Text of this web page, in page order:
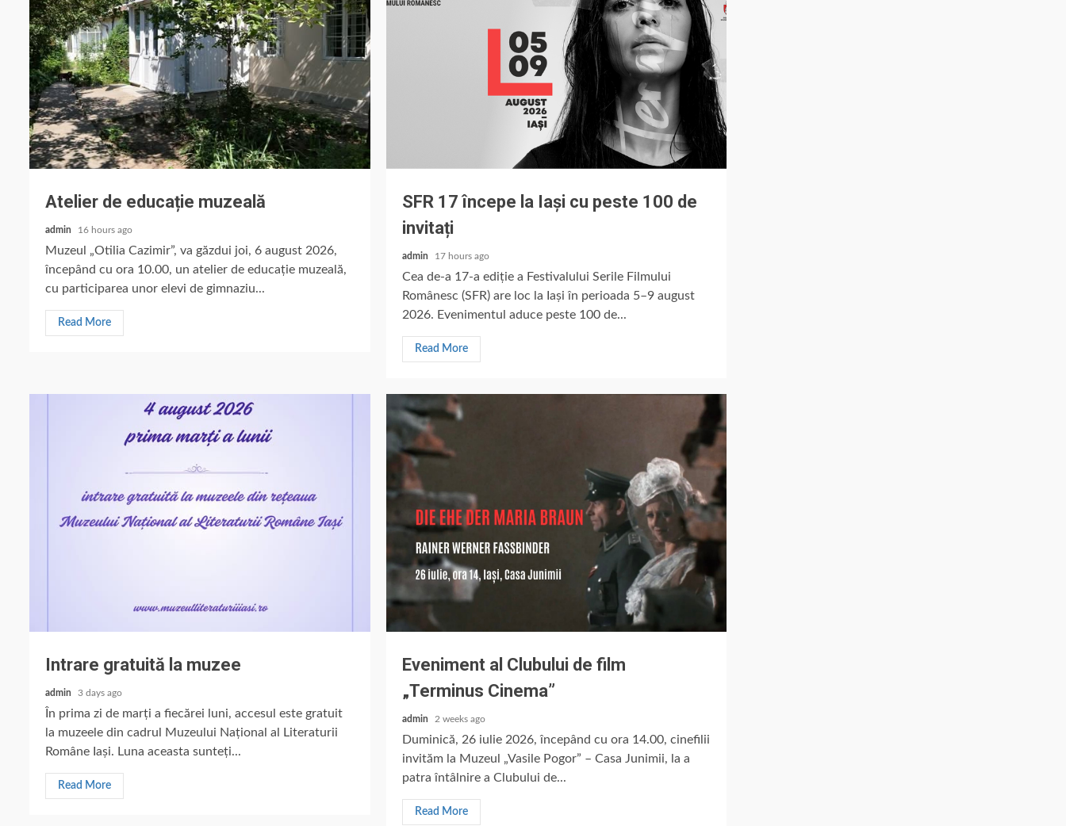
Atelier de educație muzeală
admin 16 hours ago
Muzeul „Otilia Cazimir”, va găzdui joi, 6 august 2026,
începând cu ora 10.00, un atelier de educație muzeală,
cu participarea unor elevi de gimnaziu...
Read More
SFR 17 începe la Iași cu peste 100 de
invitați
admin 17 hours ago
Cea de-a 17-a ediție a Festivalului Serile Filmului
Românesc (SFR) are loc la Iași în perioada 5–9 august
2026. Evenimentul aduce peste 100 de...
Read More
Intrare gratuită la muzee
admin 3 days ago
În prima zi de marți a fiecărei luni, accesul este gratuit
la muzeele din cadrul Muzeului Național al Literaturii
Române Iași. Luna aceasta sunteți...
Read More
Eveniment al Clubului de film
„Terminus Cinema”
admin 2 weeks ago
Duminică, 26 iulie 2026, începând cu ora 14.00, cinefilii
invităm la Muzeul „Vasile Pogor” – Casa Junimii, la a
patra întâlnire a Clubului de...
Read More